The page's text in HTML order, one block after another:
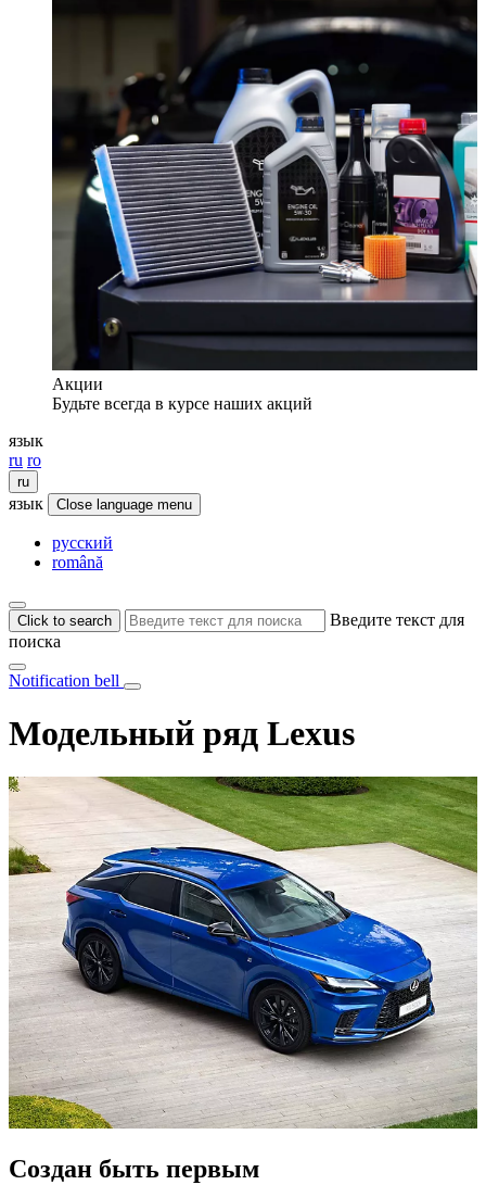
Акции
Будьте всегда в курсе наших акций
язык
ru ro
ru
язык Close language menu
русский
română
Click to search
Введите текст для
поиска
Notification bell
Модельный ряд Lexus
Cоздан быть первым